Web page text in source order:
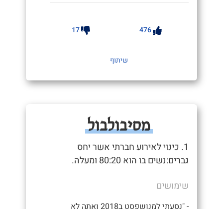
476
17
שיתוף
מסיבולבול
1. כינוי לאירוע חברתי אשר יחס
גברים:נשים בו הוא 80:20 ומעלה.
שימושים
- "נסעתי למנושפסט ב2018 ואתה לא